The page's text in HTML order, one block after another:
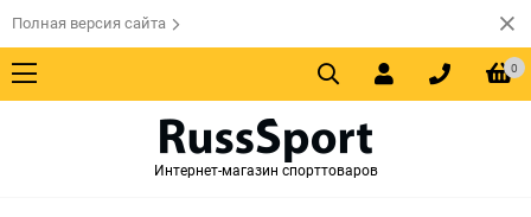
Полная версия сайта
0
Интернет-магазин спорттоваров